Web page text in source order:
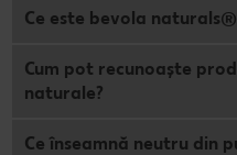
Ce este bevola
Cum pot recunoaște
naturale?
Ce înseamnă neutru din